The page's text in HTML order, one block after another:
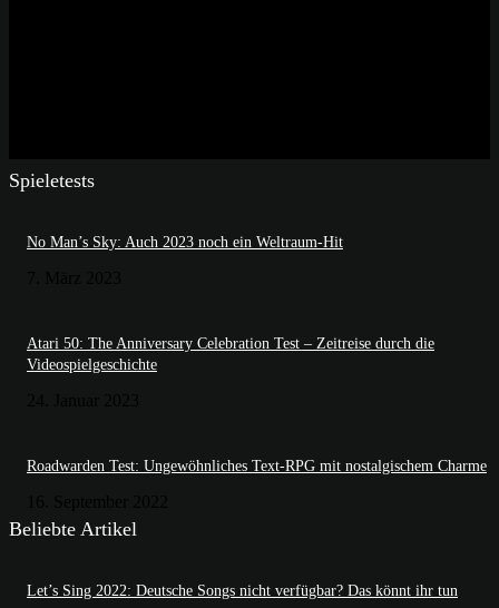
Spieletests
No Man’s Sky: Auch 2023 noch ein Weltraum-Hit
Atari 50: The Anniversary Celebration Test – Zeitreise durch die
Videospielgeschichte
Roadwarden Test: Ungewöhnliches Text-RPG mit nostalgischem Charme
Beliebte Artikel
Let’s Sing 2022: Deutsche Songs nicht verfügbar? Das könnt ihr tun